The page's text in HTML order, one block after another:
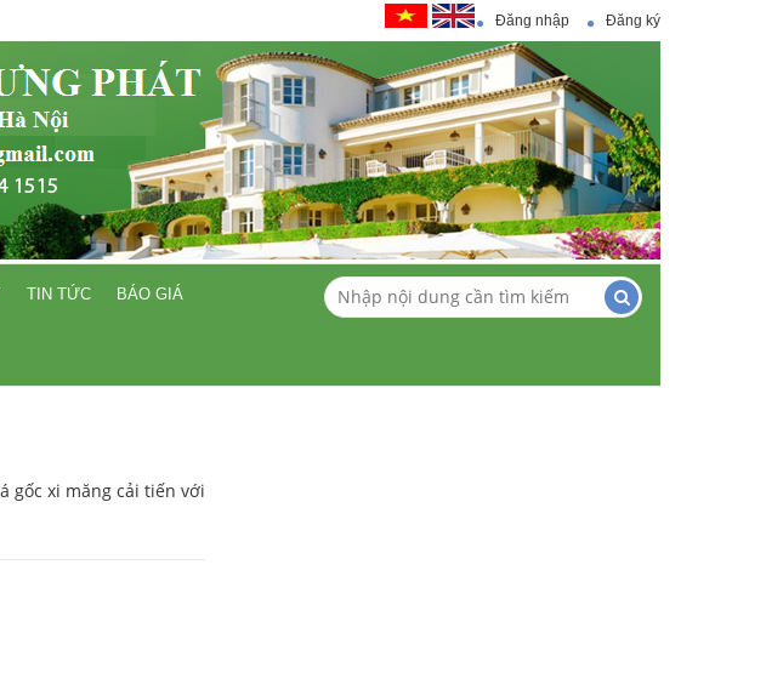
Đăng nhập Đăng ký
TIN TỨC BÁO GIÁ
gốc xi măng cải tiến với